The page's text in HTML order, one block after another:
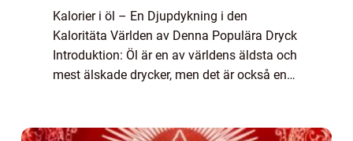
Kalorier i öl – En Djupdykning i den
Kaloritäta Världen av Denna Populära Dryck
Introduktion: Öl är en av världens äldsta och
mest älskade drycker, men det är också en